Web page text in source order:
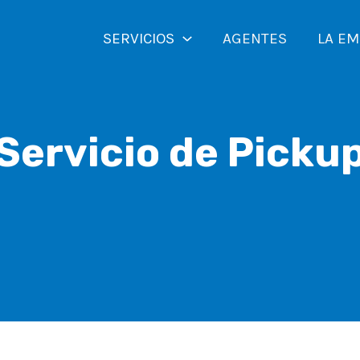
SERVICIOS AGENTES LA
de